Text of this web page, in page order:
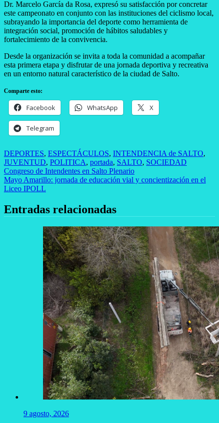
Dr. Marcelo García da Rosa, expresó su satisfacción por concretar
este campeonato en conjunto con las instituciones del ciclismo local,
subrayando la importancia del deporte como herramienta de
integración social, promoción de hábitos saludables y
fortalecimiento de la convivencia.
Desde la organización se invita a toda la comunidad a acompañar
esta primera etapa y disfrutar de una jornada deportiva y recreativa
en un entorno natural característico de la ciudad de Salto.
Comparte esto:
Facebook WhatsApp X
Telegram
DEPORTES, ESPECTÁCULOS, INTENDENCIA de SALTO,
JUVENTUD, POLITICA, portada, SALTO, SOCIEDAD
Navegación
de
Congreso de Intendentes en Salto Plenario
Mayo Amarillo: jornada de educación vial y concientización en el
Liceo IPOLL
Entradas relacionadas
9 agosto, 2026